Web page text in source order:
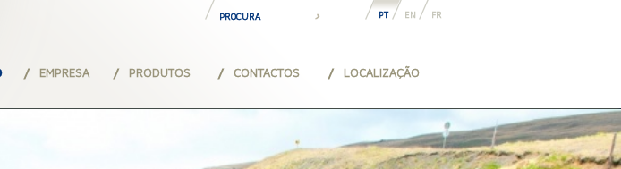
PT EN FR
EMPRESA PRODUTOS CONTACTOS LOCALIZAÇÃO